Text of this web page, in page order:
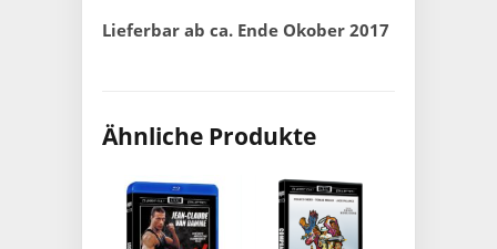
Lieferbar ab ca. Ende Okober 2017
Ähnliche Produkte